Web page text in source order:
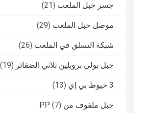
جسر حبل الملعب (21)
موصل حبل الملعب (29)
شبكة التسلق في الملعب (26)
حبل بولي بروبلين ثلاثي الضفائر (19)
3 خيوط بي إي (13)
حبل ملفوف من PP (7)